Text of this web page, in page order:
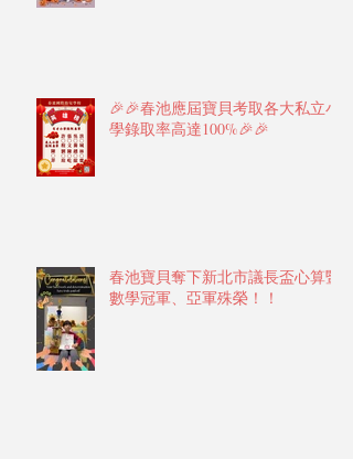
🎉🎉春池應屆寶貝考取各大私立小
學錄取率高達100%🎉🎉
春池寶貝奪下新北市議長盃心算暨
數學冠軍、亞軍殊榮！！